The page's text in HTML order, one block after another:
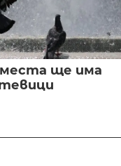
места ще има